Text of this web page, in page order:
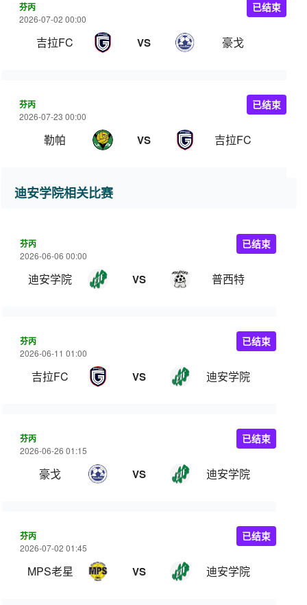
芬丙
2026-07-02 00:00
吉拉FC VS 豪戈
已结束
芬丙
2026-07-23 00:00
勒帕 VS 吉拉FC
已结束
迪安学院相关比赛
芬丙
2026-06-06 00:00
迪安学院 VS 普西特
已结束
芬丙
2026-06-11 01:00
吉拉FC VS 迪安学院
已结束
芬丙
2026-06-26 01:15
豪戈 VS 迪安学院
已结束
芬丙
2026-07-02 01:45
MPS老星 VS 迪安学院
已结束